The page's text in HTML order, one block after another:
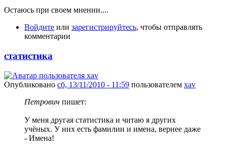
Остаюсь при своем мнении....
Войдите или зарегистрируйтесь, чтобы отправлять
комментарии
статистика
Опубликовано сб, 13/11/2010 - 11:59 пользователем xav
Петрович пишет:
У меня другая статистика и читаю я других
учёных. У них есть фамилии и имена, вернее даже
- Имена!